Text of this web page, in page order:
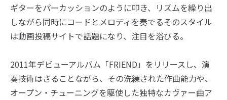
ギターをパーカッションのように叩き、リズムを繰り出
しながら同時にコードとメロディを奏でるそのスタイル
は動画投稿サイトで話題になり、注目を浴びる。
2011年デビューアルバム「FRIEND」をリリースし、演
奏技術はさることながら、その洗練された作曲能力や、
オープン・チューニングを駆使した独特なカヴァー曲ア